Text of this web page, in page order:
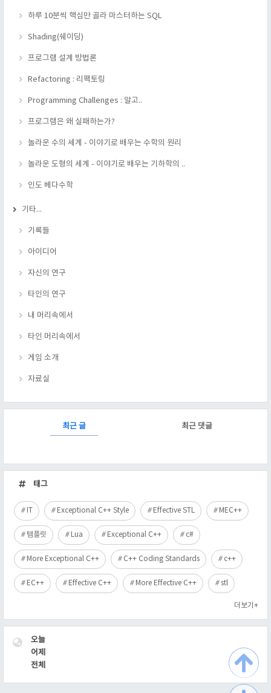
하루 10분씩 핵심만 골라 마스터하는 SQL
Shading(쉐이딩)
프로그램 설계 방법론
Refactoring : 리팩토링
Programming Challenges : 알고..
프로그램은 왜 실패하는가?
놀라운 수의 세계 - 이야기로 배우는 수학의 원리
놀라운 도형의 세계 - 이야기로 배우는 기하학의 ..
인도 베다수학
기타...
기록들
아이디어
자신의 연구
타인의 연구
내 머리속에서
타인 머리속에서
게임 소개
자료실
최근 글 최근 댓글
근
글
태그
IT Exceptional C++ Style Effective STL MEC++
템플릿 Lua Exceptional C++ c#
More Exceptional C++ C++ Coding Standards c++
EC++ Effective C++ More Effective C++ stl
더보기+
VISITOR
오늘
어제
전체